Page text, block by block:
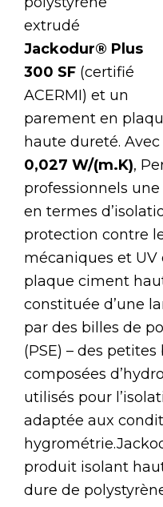
extrudé
Jackodur® Plus
300 SF (certifié
ACERMI) et un
parement en
haute dureté. Avec
0,027 W/(m.K),
professionnels
en termes
protection contre
mécaniques et UV
plaque ciment
constituée d’une
par des billes de
(PSE) – des
composées
utilisés pour
adaptée aux
produit isolant
dure de